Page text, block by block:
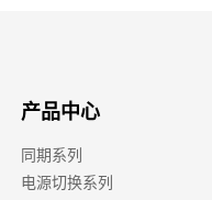
产品中心
同期系列
电源切换系列